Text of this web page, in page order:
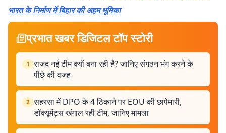
भारत के निर्माण में बिहार की अहम भूमिका
प्रभात खबर डिजिटल टॉप स्टोरी
1 राजद नई टीम क्यों बना रही है? जानिए संगठन भंग करने के
पीछे की वजह
2 सहरसा में DPO के 4 ठिकाने पर EOU की छापेमारी,
डॉक्यूमेंट्स खंगाल रही टीम, जानिए मामला